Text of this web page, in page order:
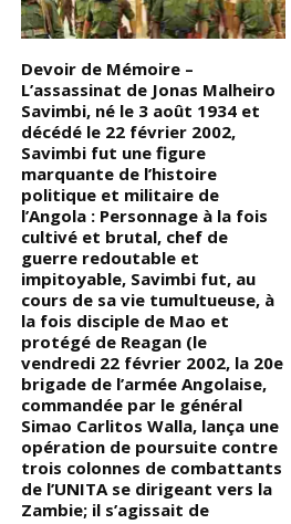
Devoir de Mémoire –
L’assassinat de Jonas Malheiro
Savimbi, né le 3 août 1934 et
décédé le 22 février 2002,
Savimbi fut une figure
marquante de l’histoire
politique et militaire de
l’Angola : Personnage à la fois
cultivé et brutal, chef de
guerre redoutable et
impitoyable, Savimbi fut, au
cours de sa vie tumultueuse, à
la fois disciple de Mao et
protégé de Reagan (le
vendredi 22 février 2002, la 20e
brigade de l’armée Angolaise,
commandée par le général
Simao Carlitos Walla, lança une
opération de poursuite contre
trois colonnes de combattants
de l’UNITA se dirigeant vers la
Zambie; il s’agissait de